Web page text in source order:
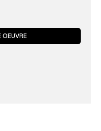
OEUVRE